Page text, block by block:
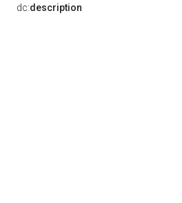
dc:description